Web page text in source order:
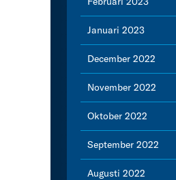
Januari 2023
December 2022
November 2022
Oktober 2022
September 2022
Augusti 2022